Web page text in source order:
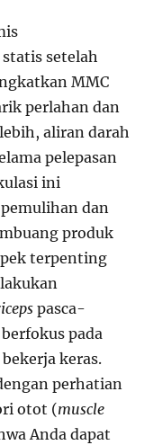
setelah
MMC
perlahan dan
aliran darah
pelepasan
ini
dan
produk
terpenting
pasca-
pada
keras.
perhatian
otot (muscle
Anda dapat